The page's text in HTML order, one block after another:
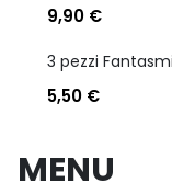
9,90 €
5,50 €
MENU